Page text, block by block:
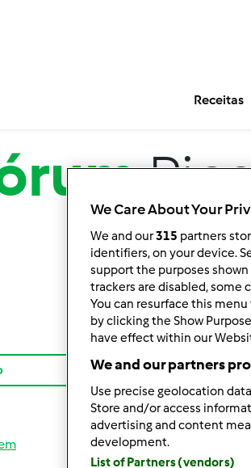
Receitas
Ordenar por:
Mais Recentes
We Care About Your
We and our315 partners
identifiers, on your device.
support the purposes
trackers are disabled, some
You can resurface this
by clicking the Show
have effect within our
We and our partners
Use precise geolocation
Store and/or access
advertising and content
development.
List of Partners (vendors)